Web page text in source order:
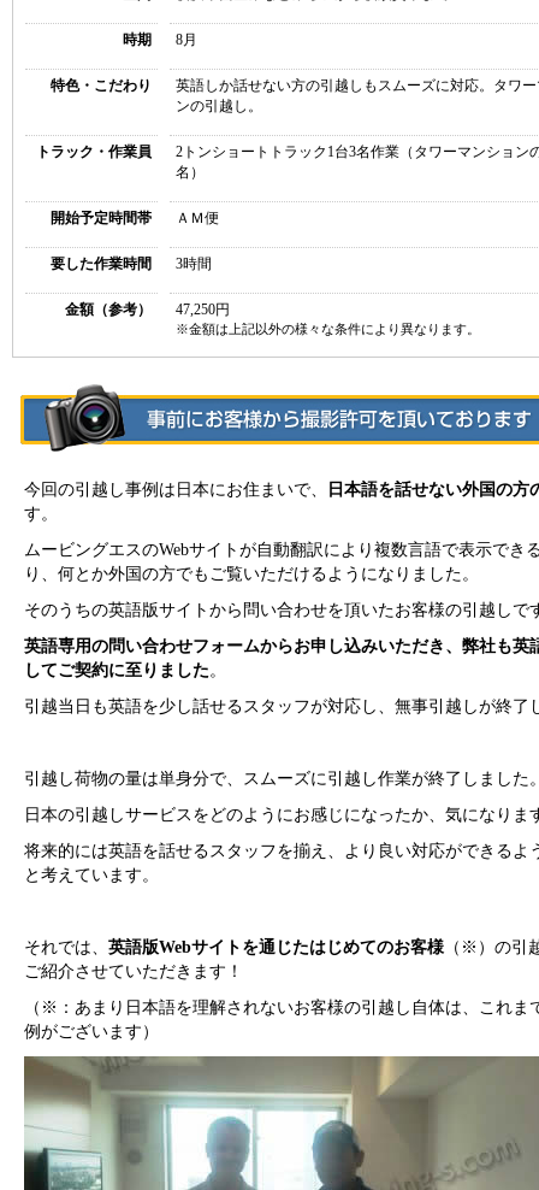
時期 8月
特色・こだわり
英語しか話せない方の引越しもスムーズに対応。タワ
ンの引越し。
トラック・作業員
2トンショートトラック1台3名作業（タワーマンション
名）
開始予定時間帯 ＡＭ便
要した作業時間 3時間
金額（参考） 47,250円
※金額は上記以外の様々な条件により異なります。
今回の引越し事例は日本にお住まいで、
日本語を話せない外国の方
す。
ムービングエスのWebサイトが自動翻訳により複数言語で表示でき
り、何とか外国の方でもご覧いただけるようになりました。
そのうちの英語版サイトから問い合わせを頂いたお客様の引越しで
英語専用の問い合わせフォームからお申し込みいただき、弊社も英
してご契約に至りました。
引越当日も英語を少し話せるスタッフが対応し、無事引越しが終了
引越し荷物の量は単身分で、スムーズに引越し作業が終了しました
日本の引越しサービスをどのようにお感じになったか、気になりま
将来的には英語を話せるスタッフを揃え、より良い対応ができるよ
と考えています。
それでは、 英語版Webサイトを通じたはじめてのお客様 （※）の引
ご紹介させていただきます！
（※：あまり日本語を理解されないお客様の引越し自体は、これま
例がございます）